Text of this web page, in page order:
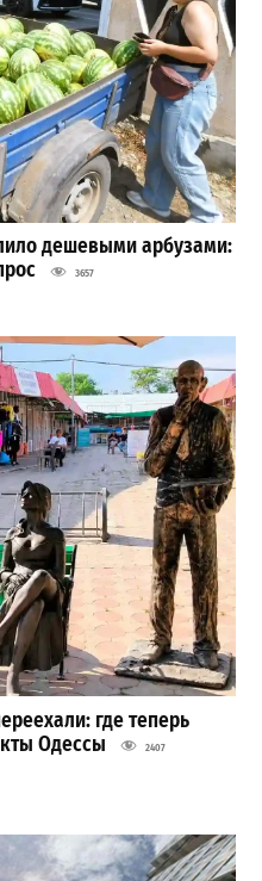
дешевыми арбузами:
3657
где теперь
Одессы
2407